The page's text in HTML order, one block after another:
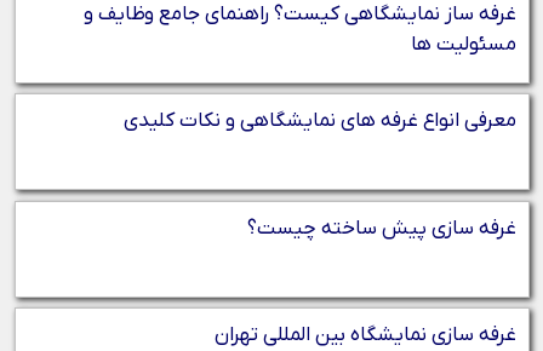
غرفه‌ ساز نمایشگاهی کیست؟ راهنمای جامع وظایف و
مسئولیت‌ ها
معرفی انواع غرفه‌ های نمایشگاهی و نکات کلیدی
غرفه سازی پیش ساخته چیست؟
غرفه‌ سازی نمایشگاه بین‌ المللی تهران